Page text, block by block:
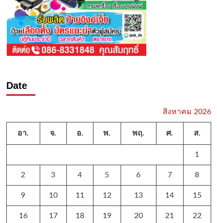
Date
สิงหาคม 2026
อา. จ. อ. พ. พฤ. ศ. ส.
1
2 3 4 5 6 7 8
9 10 11 12 13 14 15
16 17 18 19 20 21 22